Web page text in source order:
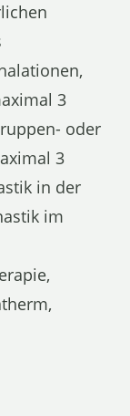
3
oder
3
in der
im